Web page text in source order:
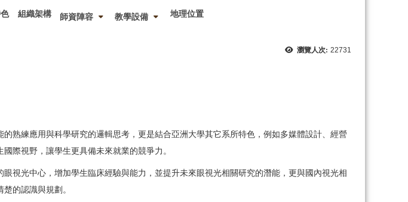
組織架構 師資陣容 教學設備 地理位置
瀏覽人次: 22731
熟練應用與科學研究的邏輯思考，更是結合亞洲大學其它系所特色， 例如多媒體設計、經營
際視野，讓學生更具備未來就業的競爭力。
視光中心，增加學生臨床經驗與能力，並提升未來眼視光相關研究的潛能， 更與國內視光相
的認識與規劃。